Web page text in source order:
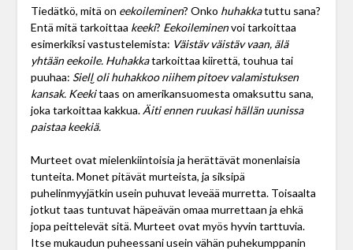
Tiedätkö, mitä on eekoileminen? Onko huhakkatuttu sana?
Entä mitä tarkoittaa keeki? Eekoileminenvoi tarkoittaa
esimerkiksi vastustelemista: Väistäv väistäv vaan, älä
yhtään eekoile. Huhakkatarkoittaa kiirettä, touhua tai
puuhaa: Siell ̮oli huhakkoo niihem pitoev valamistuksen
kansak. Keekitaas on amerikansuomesta omaksuttu sana,
joka tarkoittaa kakkua. Äiti ennen ruukasi hällän uunissa
paistaa keekiä.
Murteet ovat mielenkiintoisia ja herättävät monenlaisia
tunteita. Monet pitävät murteista, ja siksipä
puhelinmyyjätkin usein puhuvat leveää murretta. Toisaalta
jotkut taas tuntuvat häpeävän omaa murrettaan ja ehkä
jopa peittelevät sitä. Murteet ovat myös hyvin tarttuvia.
Itse mukaudun puheessani usein vähän puhekumppanin